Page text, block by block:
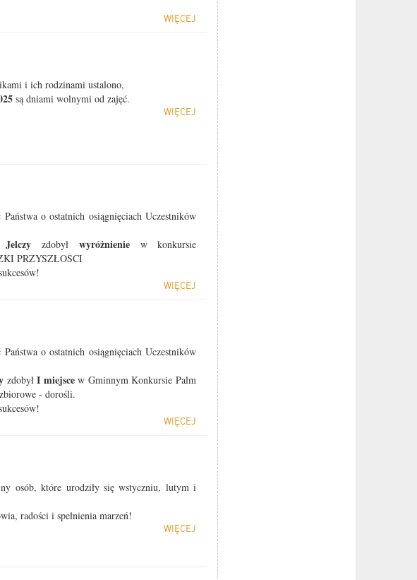
WIĘCEJ
i ich rodzinami ustalono,
są dniami wolnymi od zajęć.
WIĘCEJ
o ostatnich osiągnięciach Uczestników
zdobył wyróżnieniew konkursie
PRZYSZŁOŚCI
WIĘCEJ
o ostatnich osiągnięciach Uczestników
zdobyłI miejscew Gminnym Konkursie Palm
- dorośli.
WIĘCEJ
osób, które urodziły się wstyczniu, lutym i
radości i spełnienia marzeń!
WIĘCEJ